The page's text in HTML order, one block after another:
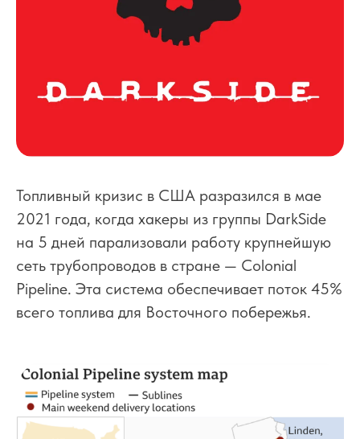
Топливный кризис в США разразился в мае
2021 года, когда хакеры из группы DarkSide
на 5 дней парализовали работу крупнейшую
сеть трубопроводов в стране — Colonial
Pipeline. Эта система обеспечивает поток 45%
всего топлива для Восточного побережья.